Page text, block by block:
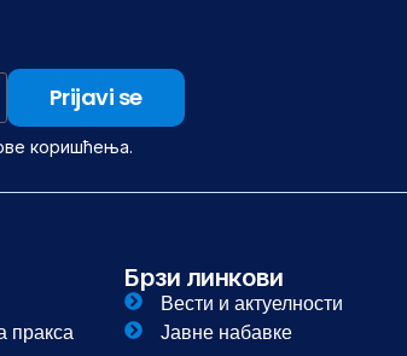
коришћења.
пракса
Брзи линкови
Вести и актуелности
Јавне набавке